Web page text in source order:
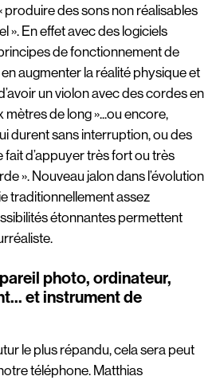
produire des sons non réalisables
». En effet avec des logiciels
de fonctionnement de
en augmenter la réalité physique et
un violon avec des cordes en
de long »...ou encore,
durent sans interruption, ou des
d’appuyer très fort ou très
». Nouveau jalon dans l’évolution
traditionnellement assez
étonnantes permettent
photo, ordinateur,
et instrument de
le plus répandu, cela sera peut
téléphone. Matthias